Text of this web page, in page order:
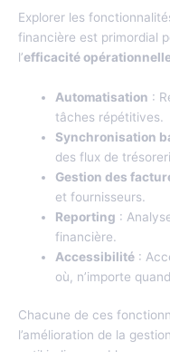
Explorer les
financière est primordial
l’efficacité
Automatisation :
tâches répétitives.
Synchronisation
des flux de
Gestion des
et fournisseurs.
Reporting :
financière.
Accessibilité :
où, n’importe
Chacune de ces
l’amélioration de la